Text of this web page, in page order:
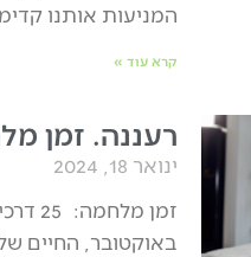
המניעות אותנו
קרא עוד »
רעננה. זמן
ינואר 18, 2024
זמן
באוקטובר, החיים